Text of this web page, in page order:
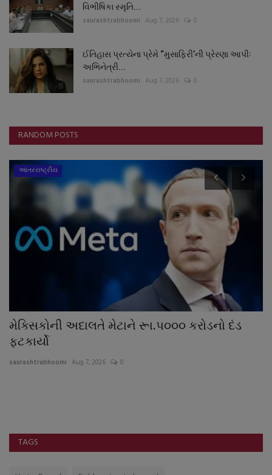
વિભીષિકા સ્મૃતિ...
saurashtrabhoomi Aug 7, 2026 0
ઈતિહાસ પ્રત્યેના પ્રેમે “મુસાફિરી’ની પ્રેરણા આપીઃ
અભિનેત્રી...
saurashtrabhoomi Aug 7, 2026 0
RANDOM POSTS
આંતરરાષ્ટ્રીય
મેક્સિકોની અદાલતે મેટાને રૂા.પ૦૦૦ કરોડનો દંડ
ફટકાર્યો
saurashtrabhoomi Aug 7, 2026 0
TAGS